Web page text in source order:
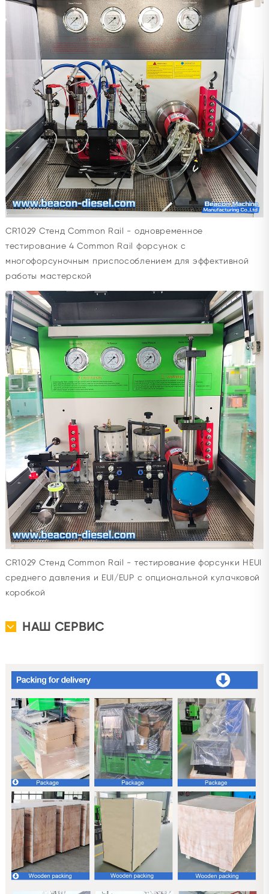
CR1029 Стенд Common Rail - одновременное
тестирование 4 Common Rail форсунок с
многофорсуночным приспособлением для эффективной
работы мастерской
CR1029 Стенд Common Rail - тестирование форсунки HEUI
среднего давления и EUI/EUP с опциональной кулачковой
коробкой
НАШ СЕРВИС